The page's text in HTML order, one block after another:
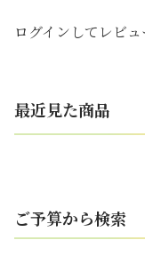
ログインしてレビュ
最近見た商品
ご予算から検索